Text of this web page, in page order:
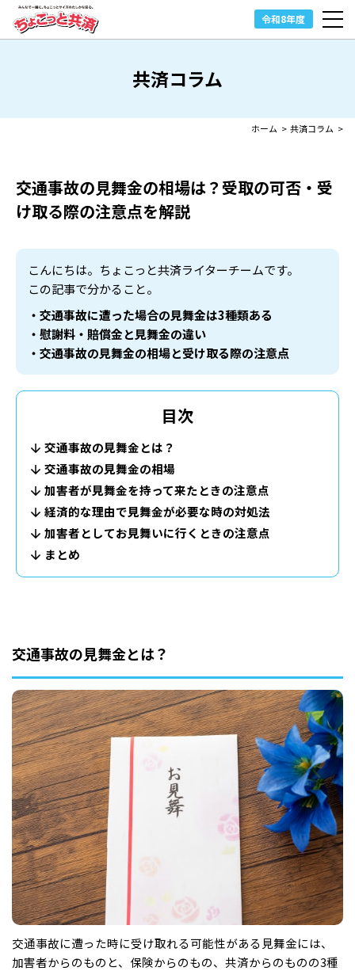
令和8年度
共済コラム
ホーム > 共済コラム >
交通事故の見舞金の相場は？受取の可否・受
け取る際の注意点を解説
こんにちは。ちょこっと共済ライターチームです。
この記事で分かること。
・交通事故に遭った場合の見舞金は3種類ある
・慰謝料・賠償金と見舞金の違い
・交通事故の見舞金の相場と受け取る際の注意点
目次
交通事故の見舞金とは？
交通事故の見舞金の相場
加害者が見舞金を持って来たときの注意点
経済的な理由で見舞金が必要な時の対処法
加害者としてお見舞いに行くときの注意点
まとめ
交通事故の見舞金とは？
交通事故に遭った時に受け取れる可能性がある見舞金には、
加害者からのものと、保険からのもの、共済からのものの3種